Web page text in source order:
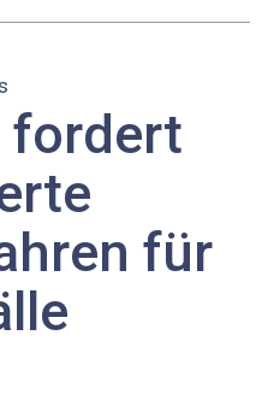
fordert
für